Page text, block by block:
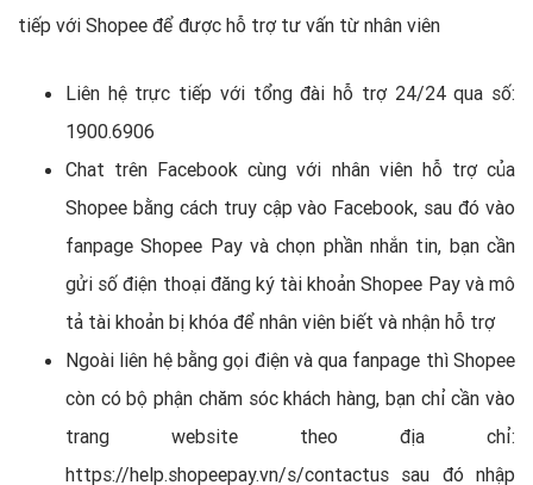
tiếp với Shopee để được hỗ trợ tư vấn từ nhân viên
Liên hệ trực tiếp với tổng đài hỗ trợ 24/24 qua số:
1900.6906
Chat trên Facebook cùng với nhân viên hỗ trợ của
Shopee bằng cách truy cập vào Facebook, sau đó vào
fanpage Shopee Pay và chọn phần nhắn tin, bạn cần
gửi số điện thoại đăng ký tài khoản Shopee Pay và mô
tả tài khoản bị khóa để nhân viên biết và nhận hỗ trợ
Ngoài liên hệ bằng gọi điện và qua fanpage thì Shopee
còn có bộ phận chăm sóc khách hàng, bạn chỉ cần vào
trang website theo địa chỉ:
https://help.shopeepay.vn/s/contactus sau đó nhập